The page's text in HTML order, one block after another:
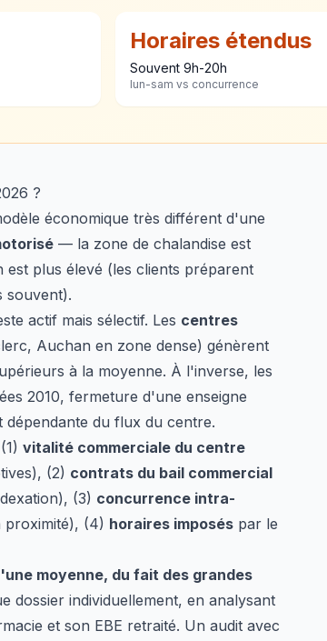
Horaires étendus
Souvent 9h-20h
lun-sam vs concurrence
?
économique très différent d'une
— la zone de chalandise est
plus élevé (les clients préparent
souvent).
actif mais sélectif. Les centres
Auchan en zone dense) génèrent
à la moyenne. À l'inverse, les
2010, fermeture d'une enseigne
du flux du centre.
vitalité commerciale du centre
(2) contrats du bail commercial
(3) concurrence intra-
proximité), (4) horaires imposés par le
moyenne, du fait des grandes
dossier individuellement, en analysant
et son EBE retraité. Un audit avec